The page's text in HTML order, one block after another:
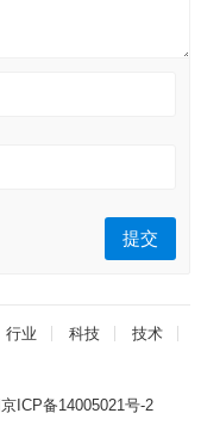
行业 科技
技术
京ICP备14005021号-2